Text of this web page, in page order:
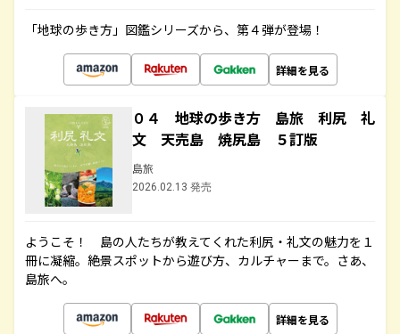
「地球の歩き方」図鑑シリーズから、第４弾が登場！
詳細を見る
０４ 地球の歩き方 島旅 利尻 礼
文 天売島 焼尻島 ５訂版
島旅
2026.02.13 発売
ようこそ！ 島の人たちが教えてくれた利尻・礼文の魅力を１
冊に凝縮。絶景スポットから遊び方、カルチャーまで。さあ、
島旅へ。
詳細を見る